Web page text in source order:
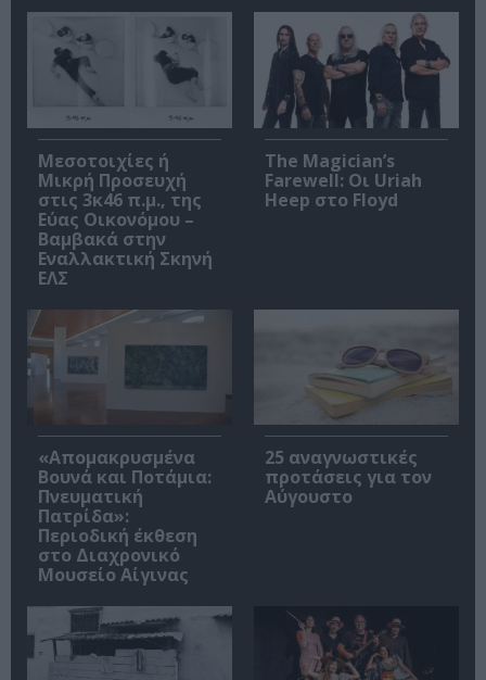
Μεσοτοιχίες ή
Μικρή Προσευχή
στις 3κ46 π.μ., της
Εύας Οικονόμου –
Βαμβακά στην
Εναλλακτική Σκηνή
ΕΛΣ
The Magician’s
Farewell: Οι Uriah
Heep στο Floyd
«Απομακρυσμένα
Βουνά και Ποτάμια:
Πνευματική
Πατρίδα»:
Περιοδική έκθεση
στο Διαχρονικό
Μουσείο Αίγινας
25 αναγνωστικές
προτάσεις για τον
Αύγουστο